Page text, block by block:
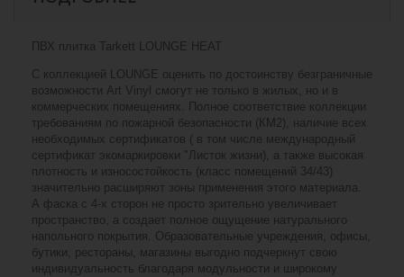
ПВХ плитка Tarkett LOUNGE HEAT
С коллекцией LOUNGE оценить по достоинству безграничные
возможности Art Vinyl смогут не только в жилых, но и в
коммерческих помещениях. Полное соответствие коллекции
требованиям по пожарной безопасности (КМ2), наличие всех
необходимых сертификатов ( в том числе международный
сертификат экомаркировки "Листок жизни), а также высокая
плотность и износостойкость (класс помещений 34/43)
значительно расширяют зоны применения этого материала.
А фаска с 4-х сторон не просто зрительно увеличивает
пространство, а создает полное ощущение натурального
напольного покрытия. Образовательные учреждения, офисы,
бутики, рестораны, магазины выгодно подчеркнут свою
индивидуальность благодаря модульности и широкому